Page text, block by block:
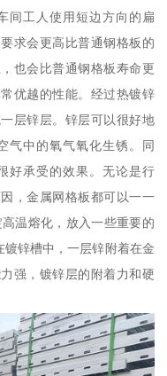
间工人使用短边方向的扁
求会更高比普通钢格板的
也会比普通钢格板寿命更
优越的性能。经过热镀锌
层锌层。锌层可以很好地
气中的氧气氧化生锈。同
好承受的效果。无论是行
，金属网格板都可以一一
温熔化，放入一些重要的
镀锌槽中，一层锌附着在金
强，镀锌层的附着力和硬